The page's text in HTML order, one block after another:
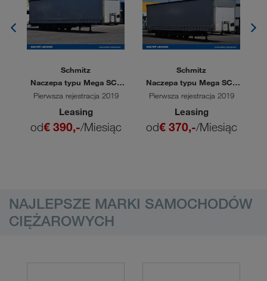
Schmitz
Naczepa typu Mega SCS
24L
Pierwsza rejestracja 2019
Leasing
od€ 390,-/Miesiąc
Schmitz
Naczepa typu Mega SCS
24L
Pierwsza rejestracja 2019
Leasing
od€ 370,-/Miesiąc
NAJLEPSZE MARKI SAMOCHODÓW
CIĘŻAROWYCH